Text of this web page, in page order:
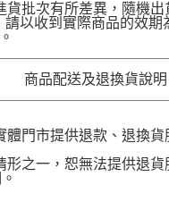
批次有所差異，隨機出
以收到實際商品的效期
商品配送及退換貨說明
門市提供退款、退換
之一，恕無法提供退貨